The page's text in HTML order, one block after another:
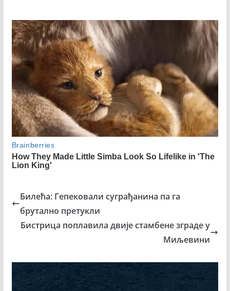
Билећа: Гепековали суграђанина па га
брутално претукли
Бистрица поплавила двије стамбене зграде у
Миљевини